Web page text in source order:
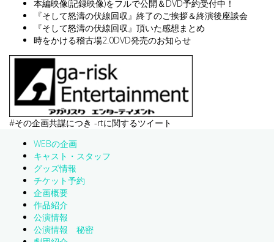
本編映像(記録映像)をフルで公開＆DVD予約受付中！
『そして怒濤の伏線回収』終了のご挨拶＆終演後座談会
『そして怒濤の伏線回収』頂いた感想まとめ
時をかける稽古場2.0DVD発売のお知らせ
#その企画共謀につき -rtに関するツイート
WEBの企画
キャスト・スタッフ
グッズ情報
チケット予約
企画概要
作品紹介
公演情報
公演情報 秘密